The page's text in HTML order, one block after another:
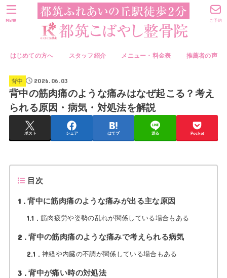
はじめての方へ スタッフ紹介 メニュー・料金表 推薦者の声
ご予約
MENU
背中 2026.06.03
背中の筋肉痛のような痛みはなぜ起こる？考え
られる原因・病気・対処法を解説
ポスト シェア はてブ 送る Pocket
目次
1 背中に筋肉痛のような痛みが出る主な原因
1.1 筋肉疲労や姿勢の乱れが関係している場合もある
2 背中の筋肉痛のような痛みで考えられる病気
2.1 神経や内臓の不調が関係している場合もある
3 背中が痛い時の対処法